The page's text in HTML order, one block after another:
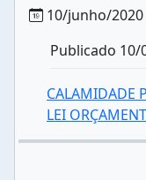
10/junho/2020
Publicado 10/
CALAMIDADE
LEI